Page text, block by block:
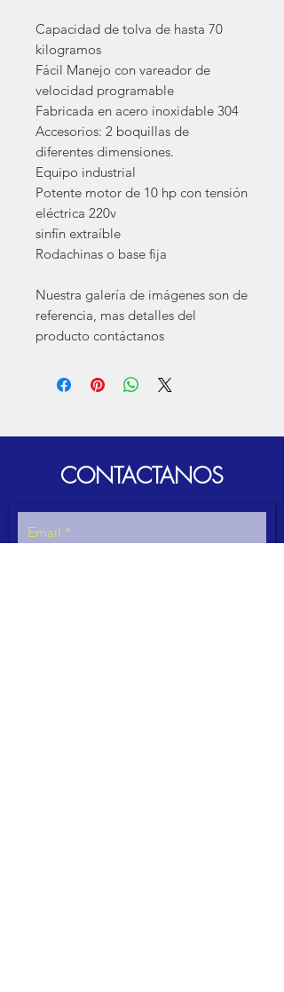
Capacidad de tolva de hasta 70
kilogramos
Fácil Manejo con vareador de
velocidad programable
Fabricada en acero inoxidable 304
Accesorios: 2 boquillas de
diferentes dimensiones.
Equipo industrial
Potente motor de 10 hp con tensión
eléctrica 220v
sinfín extraíble
Rodachinas o base fija
Nuestra galería de imágenes son de
referencia, mas detalles del
producto contáctanos
CONTACTANOS